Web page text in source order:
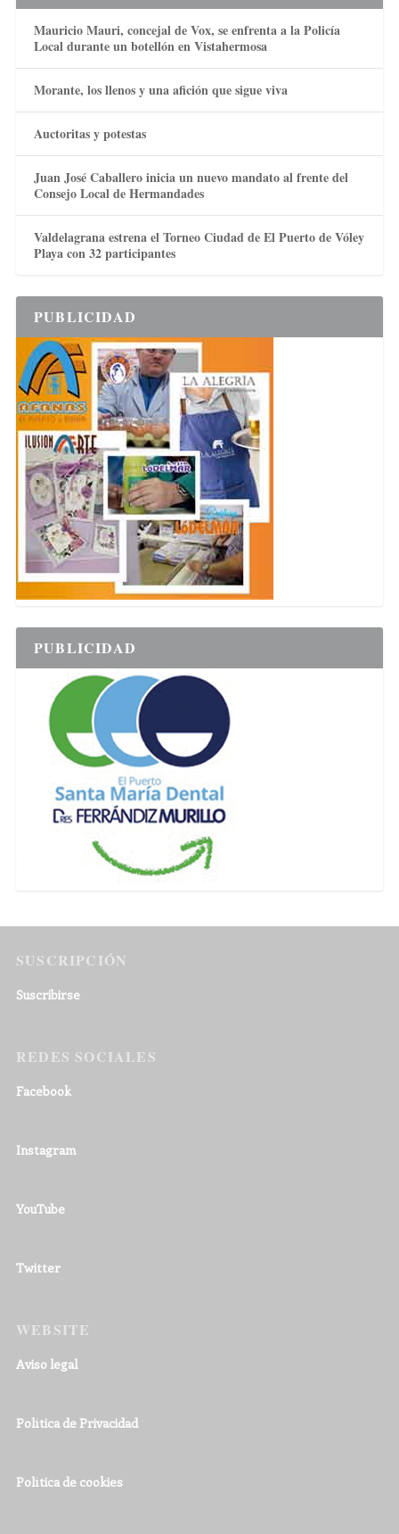
Mauricio Mauri, concejal de Vox, se enfrenta a la Policía
Local durante un botellón en Vistahermosa
Morante, los llenos y una afición que sigue viva
Auctoritas y potestas
Juan José Caballero inicia un nuevo mandato al frente del
Consejo Local de Hermandades
Valdelagrana estrena el Torneo Ciudad de El Puerto de Vóley
Playa con 32 participantes
PUBLICIDAD
PUBLICIDAD
SUSCRIPCIÓN
Suscribirse
REDES SOCIALES
Facebook
Instagram
YouTube
Twitter
WEBSITE
Aviso legal
Política de Privacidad
Política de cookies